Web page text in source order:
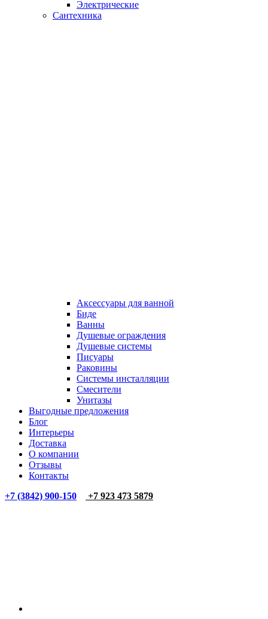
Электрические
Сантехника
Аксессуары для ванной
Биде
Ванны
Душевые ограждения
Душевые системы
Писуары
Раковины
Системы инсталляции
Смесители
Унитазы
Выгодные предложения
Блог
Интерьеры
Доставка
О компании
Отзывы
Контакты
+7 (3842) 900-150
+7 923 473 5879